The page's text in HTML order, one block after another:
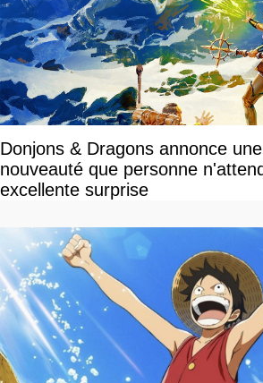
Donjons & Dragons annonce
nouveauté que personne
excellente surprise